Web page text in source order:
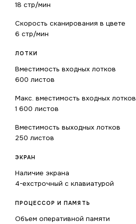
18 стр/мин
Скорость сканирования в цвете
6 стр/мин
ЛОТКИ
Вместимость входных лотков
600 листов
Макс. вместимость входных лотков
1 600 листов
Вместимость выходных лотков
250 листов
ЭКРАН
Наличие экрана
4-ехстрочный с клавиатурой
ПРОЦЕССОР И ПАМЯТЬ
Объем оперативной памяти